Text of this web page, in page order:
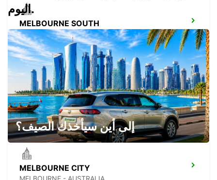
MELBOURNE SOUTH
SOUTHBANK - AUSTRALIA
MELBOURNE MOORABBIN
MOORABBIN - AUSTRALIA
MELBOURNE CITY
اليوم.
إلى أين سيأخذك الصيف؟